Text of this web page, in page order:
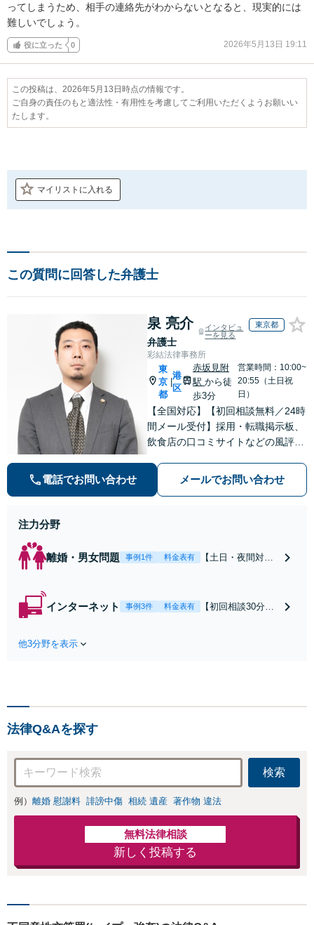
ってしまうため、相手の連絡先がわからないとなると、現実的には
難しいでしょう。
役に立った 0 2026年5月13日 19:11
この投稿は、2026年5月13日時点の情報です。
ご自身の責任のもと適法性・有用性を考慮してご利用いただくようお願いい
たします。
マイリストに入れる
この質問に回答した弁護士
泉 亮介
弁護士
インタビュ
ーを見る
東京都
彩結法律事務所
東
京
都
港
区
赤坂見附
駅 から徒
歩3分
営業時間：10:00~
20:55（土日祝
日）
【全国対応】【初回相談無料／24時
間メール受付】採用・転職掲示板、
飲食店の口コミサイトなどの風評被
の種類を問わず相談可。可能な限り
早期対応で駆けつけサポート【労
電話でお問い合わせ メールでお問い合わせ
注力分野
離婚・男女問題 事例1件 料金表有
【土日・夜間対応
れたら、サインす
インターネット 事例3件 料金表有
【初回相談30分無
お店の風評被害対
応可：開示請求の
意見照会が来たと
きの対処法、被害
者との示談交渉
他3分野を表示
法律Q&Aを探す
検索
例） 離婚 慰謝料 誹謗中傷 相続 遺産 著作物 違法
無料法律相談
新しく投稿する